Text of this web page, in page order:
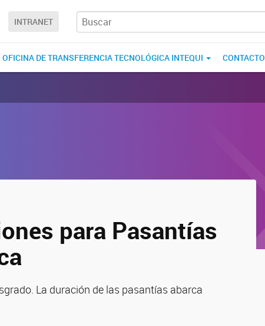
INTRANET
OFICINA DE TRANSFERENCIA TECNOLÓGICA INTEQUI CONTACTO
para Pasantías
La duración de las pasantías abarca